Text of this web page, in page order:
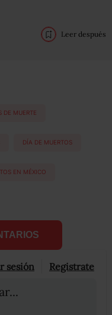
Leer después
DE MUERTE
DÍA DE MUERTOS
EN MÉXICO
sesión Registrate